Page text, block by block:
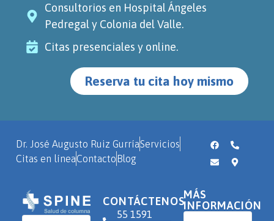
Consultorios en Hospital Ángeles
Pedregal y Colonia del Valle.
Citas presenciales y online.
Reserva tu cita hoy mismo
Dr. José Augusto Ruiz GurríaServicios
Citas en líneaContactoBlog
CONTÁCTENOS
55 1591
MÁS
INFORMACIÓN